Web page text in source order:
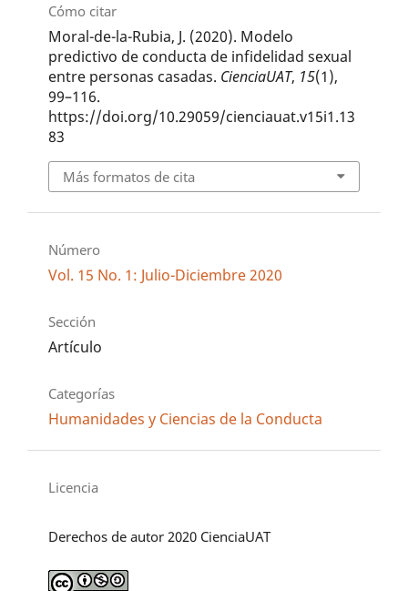
Cómo citar
Moral-de-la-Rubia, J. (2020). Modelo
predictivo de conducta de infidelidad sexual
entre personas casadas. CienciaUAT, 15(1),
99–116.
https://doi.org/10.29059/cienciauat.v15i1.13
83
Más formatos de cita
Número
Vol. 15 No. 1: Julio-Diciembre 2020
Sección
Artículo
Categorías
Humanidades y Ciencias de la Conducta
Licencia
Derechos de autor 2020 CienciaUAT